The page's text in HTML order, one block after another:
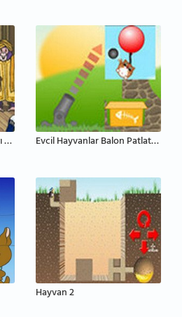
Evcil Hayvan Oyuncaklarını Giydir Evcil Hayvanlar Balon Patlatma
Hayvan 2